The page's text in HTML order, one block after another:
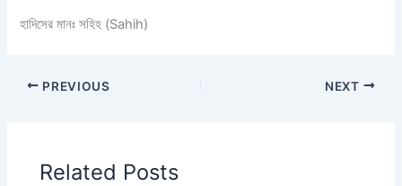
হাদিসের মানঃ সহিহ (Sahih)
PREVIOUS NEXT
Related Posts